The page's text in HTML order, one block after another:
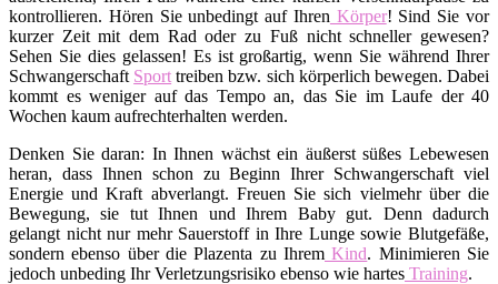
kontrollieren. Hören Sie unbedingt auf Ihren Körper! Sind Sie vor
kurzer Zeit mit dem Rad oder zu Fuß nicht schneller gewesen?
Sehen Sie dies gelassen! Es ist großartig, wenn Sie während Ihrer
Schwangerschaft Sport treiben bzw. sich körperlich bewegen. Dabei
kommt es weniger auf das Tempo an, das Sie im Laufe der 40
Wochen kaum aufrechterhalten werden.
Denken Sie daran: In Ihnen wächst ein äußerst süßes Lebewesen
heran, dass Ihnen schon zu Beginn Ihrer Schwangerschaft viel
Energie und Kraft abverlangt. Freuen Sie sich vielmehr über die
Bewegung, sie tut Ihnen und Ihrem Baby gut. Denn dadurch
gelangt nicht nur mehr Sauerstoff in Ihre Lunge sowie Blutgefäße,
sondern ebenso über die Plazenta zu Ihrem Kind. Minimieren Sie
jedoch unbeding Ihr Verletzungsrisiko ebenso wie hartes Training.